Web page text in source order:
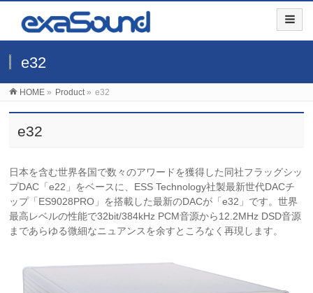
e32
HOME » Product» e32
e32
日本を含む世界各国で数々のアワードを獲得した同社フラッグシッ
プDAC「e22」をベースに、ESS Technology社製最新世代DACチ
ップ「ES9028PRO」を搭載した最新のDACが「e32」です。世界
最高レベルの性能で32bit/384kHz PCM音源から12.2MHz DSD音源
まであらゆる微細なニュアンスを余すところなく再現します。